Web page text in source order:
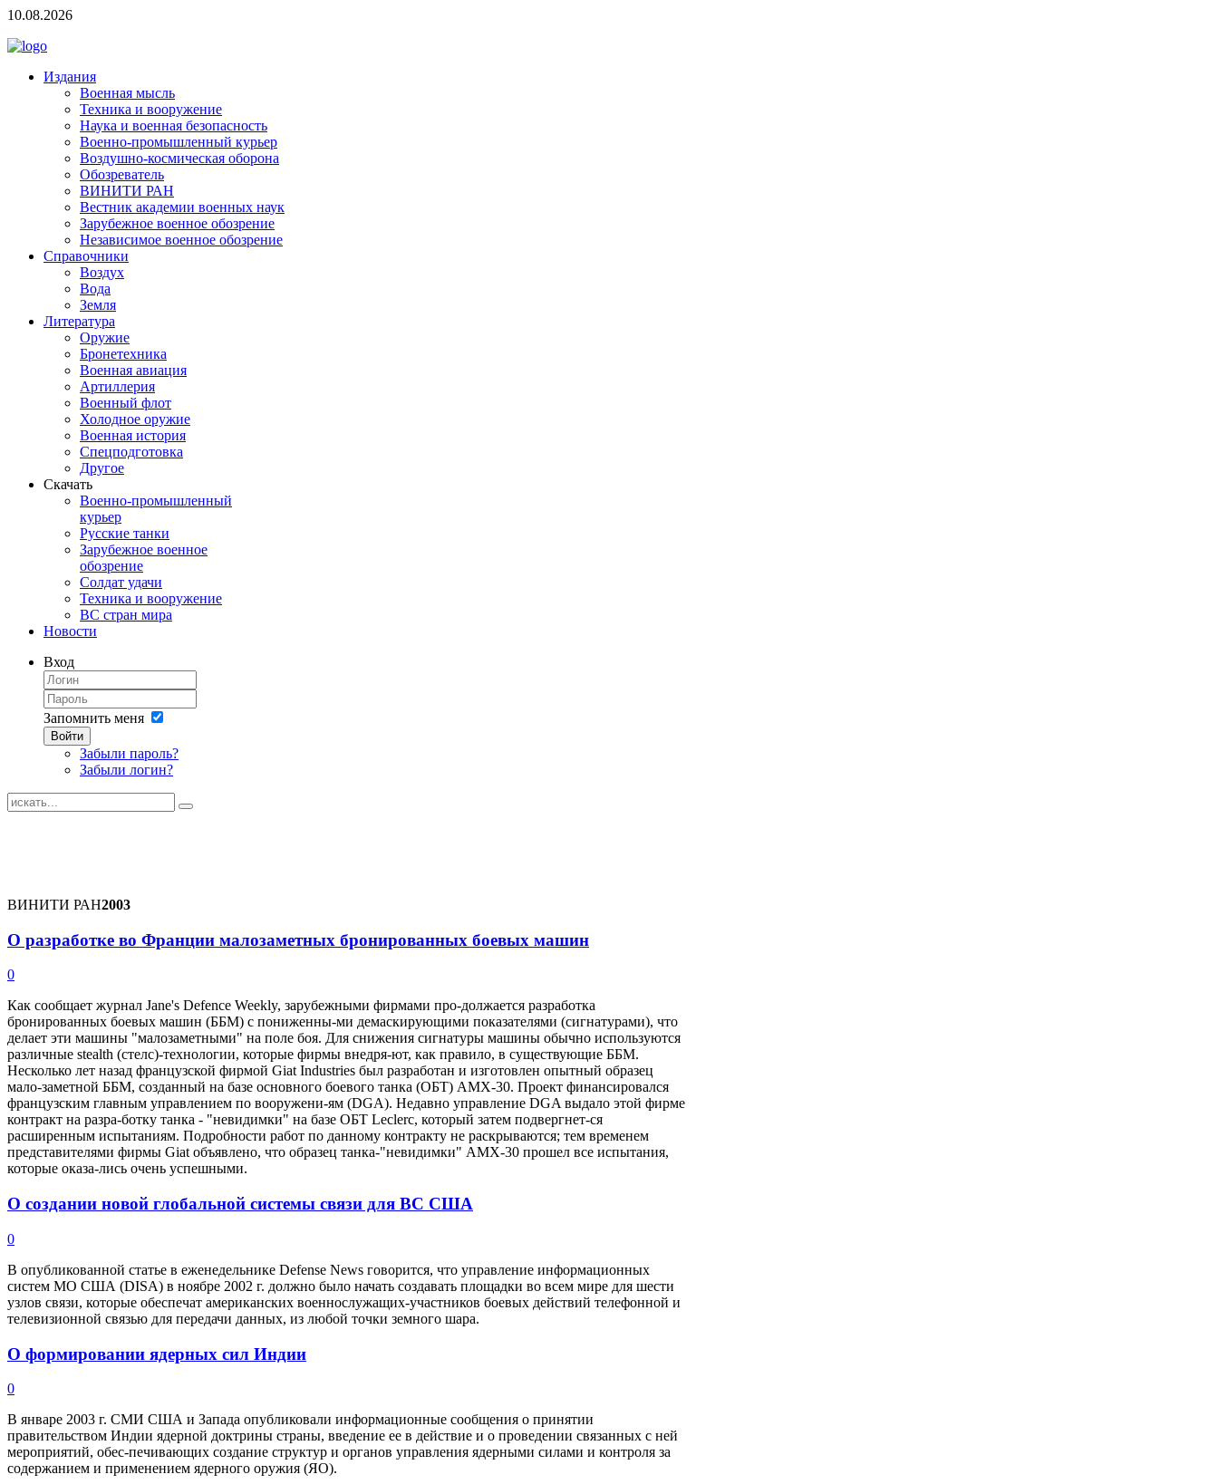
10.08.2026
Издания
Военная мысль
Техника и вооружение
Наука и военная безопасность
Военно-промышленный курьер
Воздушно-космическая оборона
Обозреватель
ВИНИТИ РАН
Вестник академии военных наук
Зарубежное военное обозрение
Независимое военное обозрение
Справочники
Воздух
Вода
Земля
Литература
Оружие
Бронетехника
Военная авиация
Артиллерия
Военный флот
Холодное оружие
Военная история
Спецподготовка
Другое
Скачать
Военно-промышленный
курьер
Русские танки
Зарубежное военное
обозрение
Солдат удачи
Техника и вооружение
ВС стран мира
Новости
Вход
Запомнить меня
Войти
Забыли пароль?
Забыли логин?
ВИНИТИ РАН2003
О разработке во Франции малозаметных бронированных боевых машин
0
Как сообщает журнал Jane's Defence Weekly, зарубежными фирмами про-должается разработка
бронированных боевых машин (ББМ) с пониженны-ми демаскирующими показателями (сигнатурами), что
делает эти машины "малозаметными" на поле боя. Для снижения сигнатуры машины обычно используются
различные stealth (стелс)-технологии, которые фирмы внедря-ют, как правило, в существующие ББМ.
Несколько лет назад французской фирмой Giat Industries был разработан и изготовлен опытный образец
мало-заметной ББМ, созданный на базе основного боевого танка (ОБТ) АМХ-30. Проект финансировался
французским главным управлением по вооружени-ям (DGA). Недавно управление DGA выдало этой фирме
контракт на разра-ботку танка - "невидимки" на базе ОБТ Leclerc, который затем подвергнет-ся
расширенным испытаниям. Подробности работ по данному контракту не раскрываются; тем временем
представителями фирмы Giat объявлено, что образец танка-"невидимки" АМХ-30 прошел все испытания,
которые оказа-лись очень успешными.
О создании новой глобальной системы связи для ВС США
0
В опубликованной статье в еженедельнике Defense News говорится, что управление информационных
систем МО США (DISA) в ноябре 2002 г. должно было начать создавать площадки во всем мире для шести
узлов связи, которые обеспечат американских военнослужащих-участников боевых действий телефонной и
телевизионной связью для передачи данных, из любой точки земного шара.
О формировании ядерных сил Индии
0
В январе 2003 г. СМИ США и Запада опубликовали информационные сообщения о принятии
правительством Индии ядерной доктрины страны, введение ее в действие и о проведении связанных с ней
мероприятий, обес-печивающих создание структур и органов управления ядерными силами и контроля за
содержанием и применением ядерного оружия (ЯО).